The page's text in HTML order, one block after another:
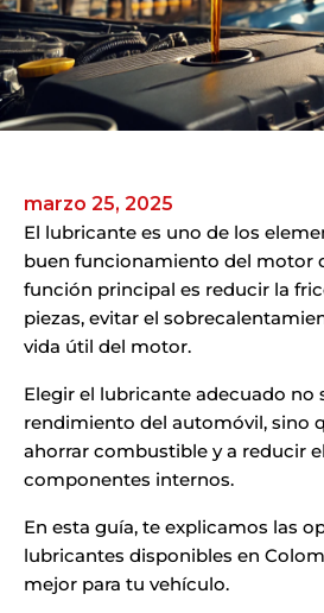
marzo 25, 2025
El lubricante es uno de los
buen funcionamiento del motor
función principal es reducir la
piezas, evitar el
vida útil del motor.
Elegir el lubricante adecuado no
rendimiento del automóvil, sino
ahorrar combustible y a reducir
componentes internos.
En esta guía, te explicamos las
lubricantes disponibles en
mejor para tu vehículo.